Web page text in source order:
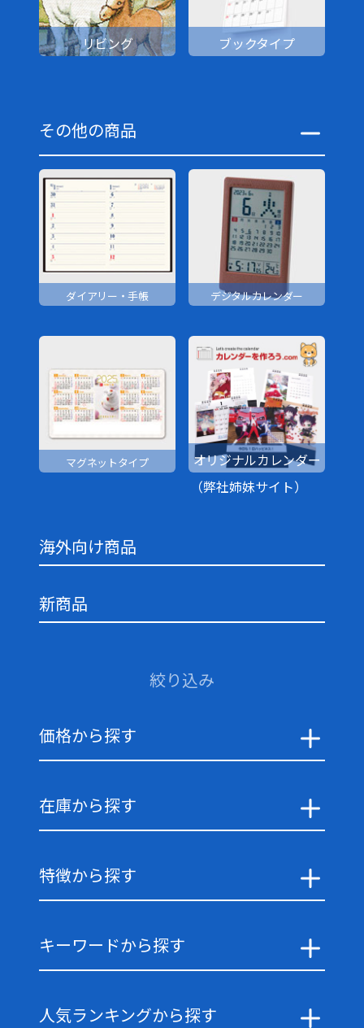
リビング ブックタイプ
その他の商品
ダイアリー・手帳 デジタルカレンダー
マグネットタイプ
オリジナルカレンダー
（弊社姉妹サイト）
海外向け商品
新商品
絞り込み
価格から探す
在庫から探す
特徴から探す
キーワードから探す
人気ランキングから探す